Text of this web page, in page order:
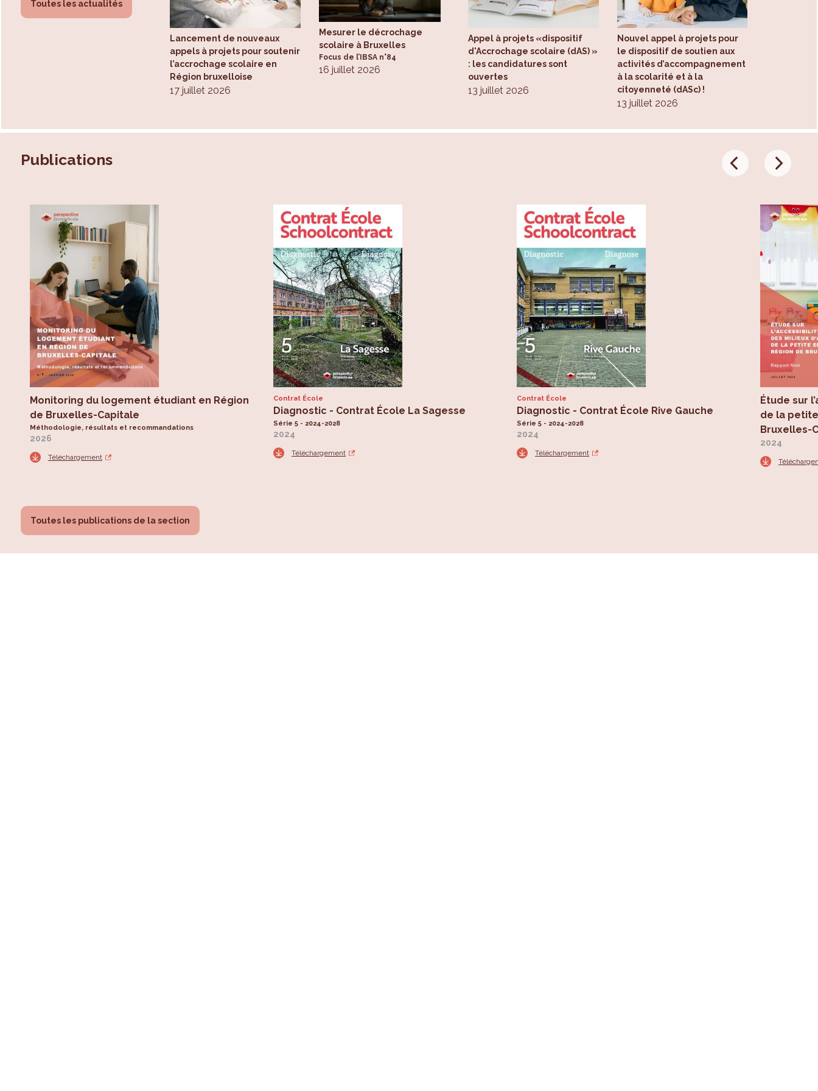
d’objectiver l’offre et la demande.
Toutes les actualités
Lancement de nouveaux
appels à projets pour soutenir
l’accrochage scolaire en
Région bruxelloise
17 juillet 2026
Mesurer le décrochage
scolaire à Bruxelles
Focus de l’IBSA n°84
16 juillet 2026
Appel à projets «dispositif
d'Accrochage scolaire (dAS) »
: les candidatures sont
ouvertes
13 juillet 2026
Nouvel appel à projets pour
le dispositif de soutien aux
activités d’accompagnement
à la scolarité et à la
citoyenneté (dASc) !
13 juillet 2026
Publications
Monitoring du logement étudiant en Région
de Bruxelles-Capitale
Méthodologie, résultats et recommandations
2026
Téléchargement
Contrat École
Diagnostic - Contrat École La Sagesse
Série 5 - 2024-2028
2024
Téléchargement
Contrat École
Diagnostic - Contrat École Rive Gauche
Série 5 - 2024-2028
2024
Téléchargement
Étude sur
de la
Bruxelles-
2024
Toutes les publications de la section